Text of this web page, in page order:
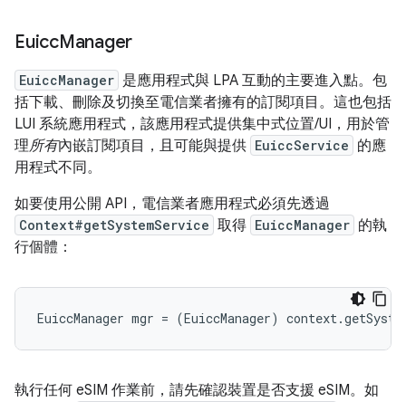
EuiccManager
EuiccManager 是應用程式與 LPA 互動的主要進入點。包
括下載、刪除及切換至電信業者擁有的訂閱項目。這也包括
LUI 系統應用程式，該應用程式提供集中式位置/UI，用於管
理所有內嵌訂閱項目，且可能與提供 EuiccService 的應
用程式不同。
如要使用公開 API，電信業者應用程式必須先透過
Context#getSystemService 取得 EuiccManager 的執
行個體：
執行任何 eSIM 作業前，請先確認裝置是否支援 eSIM。如